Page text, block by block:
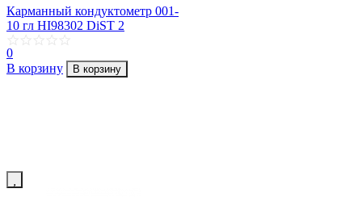
Карманный кондуктометр 001-
10 гл HI98302 DiST 2
0
В корзину
В корзину